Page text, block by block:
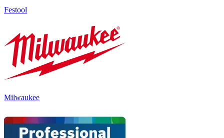
Festool
Milwaukee